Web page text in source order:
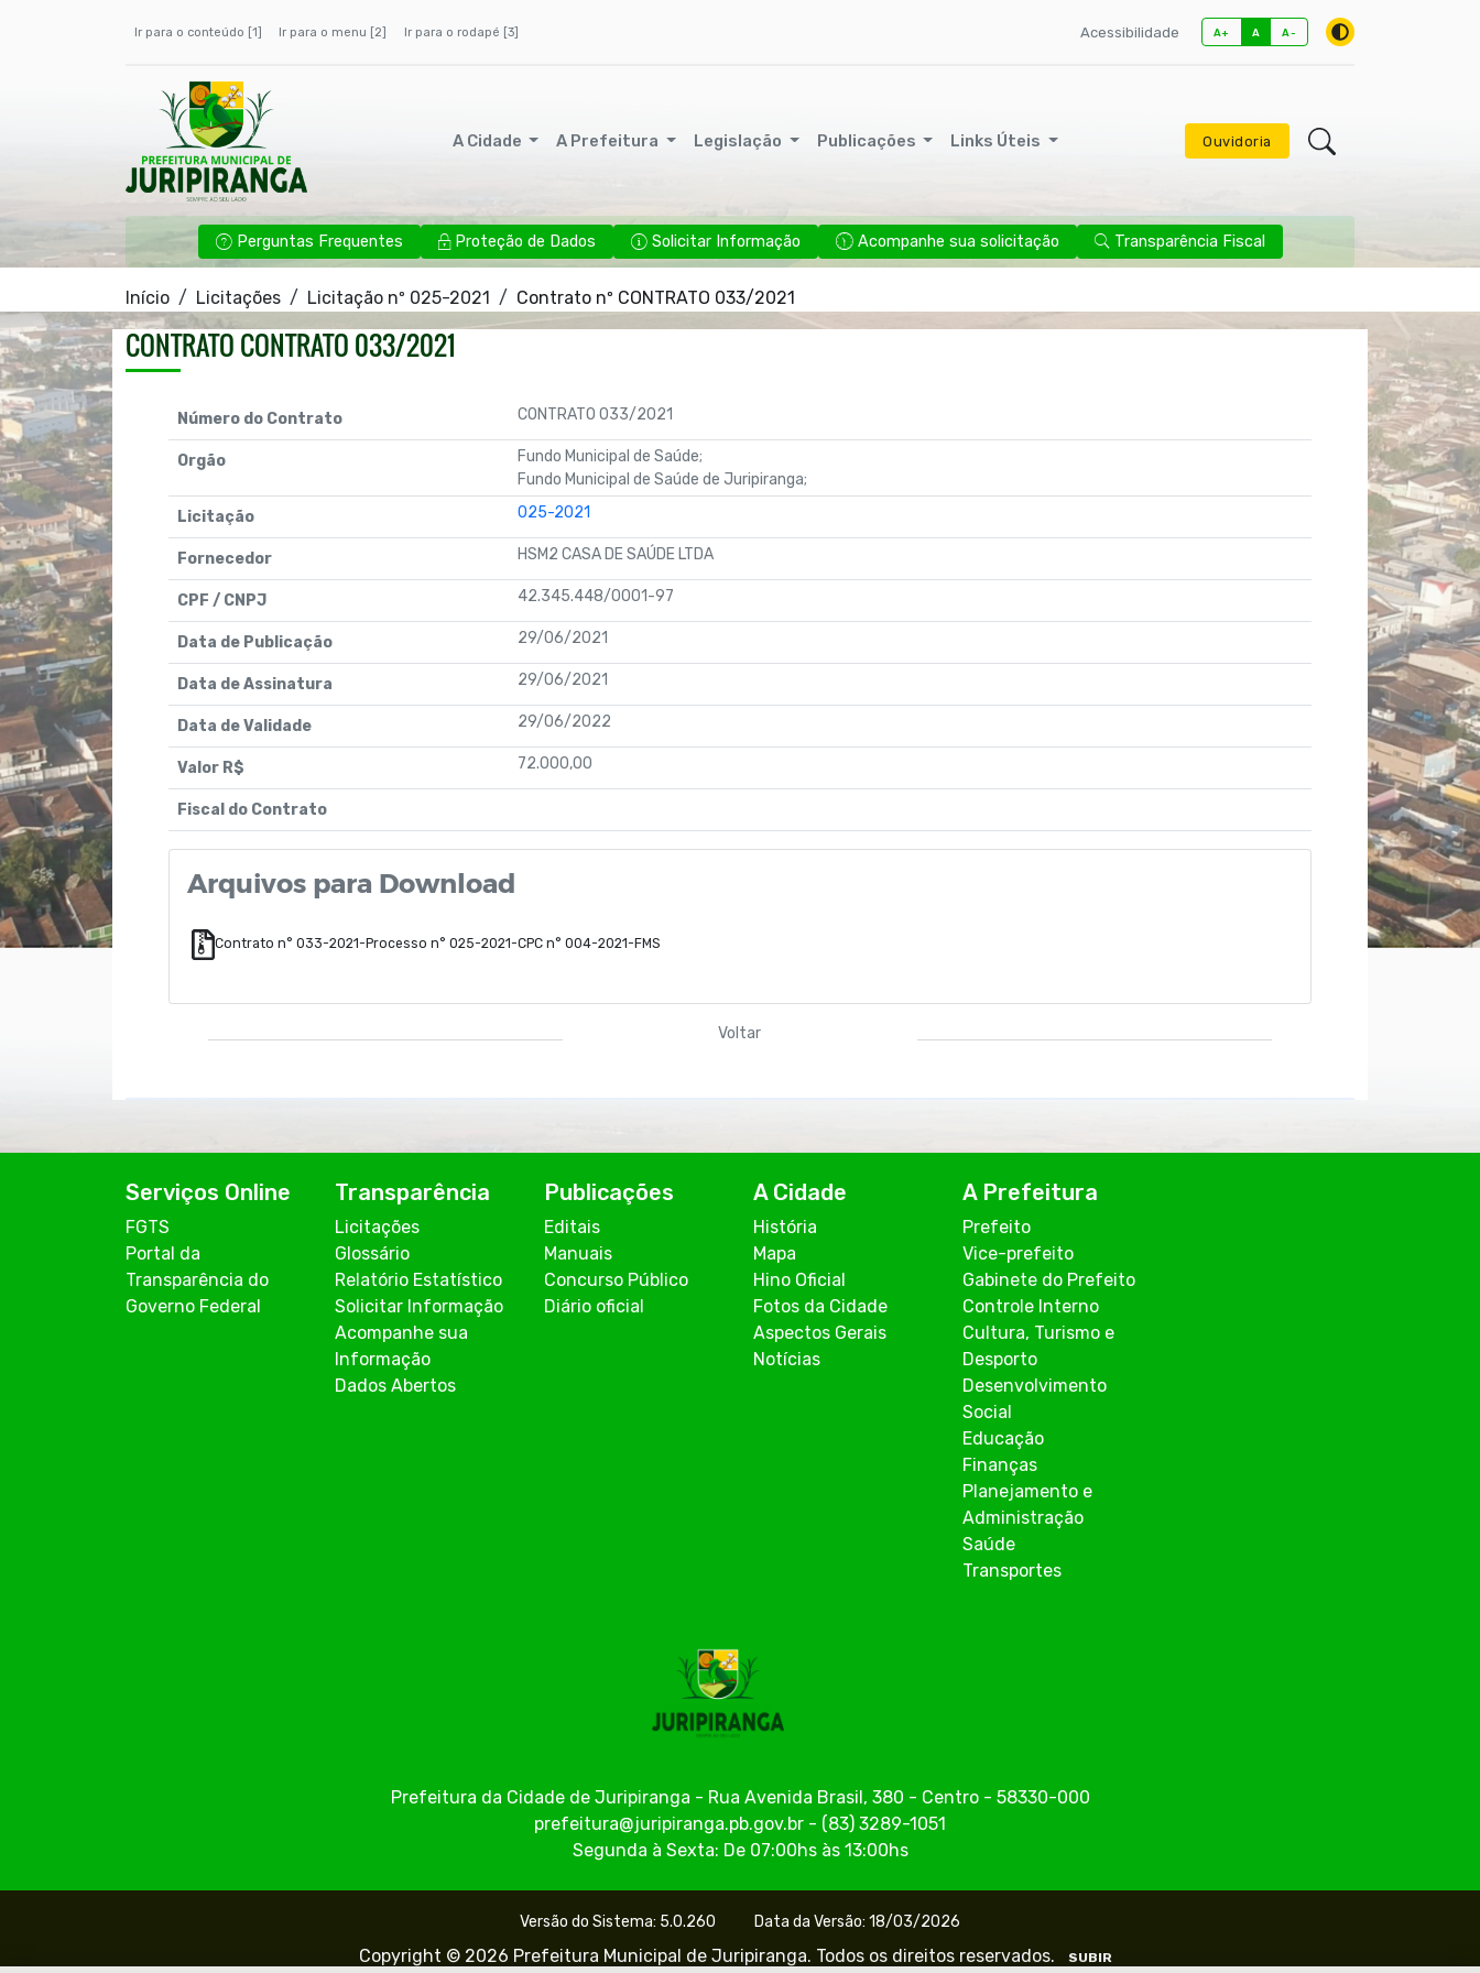
Ir para o conteúdo [1] Ir para o menu [2] Ir para o rodapé [3] Acessibilidade A+ A A-
A Cidade A Prefeitura Legislação Publicações Links Úteis Ouvidoria
Perguntas Frequentes Proteção de Dados Solicitar Informação Acompanhe sua solicitação Transparência Fiscal
Início Licitações Licitação nº 025-2021 Contrato nº CONTRATO 033/2021
CONTRATO CONTRATO 033/2021
Número do Contrato CONTRATO 033/2021
Orgão
Fundo Municipal de Saúde;
Fundo Municipal de Saúde de Juripiranga;
Licitação
025-2021
Fornecedor HSM2 CASA DE SAÚDE LTDA
CPF / CNPJ 42.345.448/0001-97
Data de Publicação 29/06/2021
Data de Assinatura 29/06/2021
Data de Validade 29/06/2022
Valor R$ 72.000,00
Fiscal do Contrato
Arquivos para Download
Contrato n° 033-2021-Processo n° 025-2021-CPC n° 004-2021-FMS
Voltar
Serviços Online
FGTS
Portal da
Transparência do
Governo Federal
Transparência
Licitações
Glossário
Relatório Estatístico
Solicitar Informação
Acompanhe sua
Informação
Dados Abertos
Publicações
Editais
Manuais
Concurso Público
Diário oficial
A Cidade
História
Mapa
Hino Oficial
Fotos da Cidade
Aspectos Gerais
Notícias
A Prefeitura
Prefeito
Vice-prefeito
Gabinete do Prefeito
Controle Interno
Cultura, Turismo e
Desporto
Desenvolvimento
Social
Educação
Finanças
Planejamento e
Administração
Saúde
Transportes
Prefeitura da Cidade de Juripiranga - Rua Avenida Brasil, 380 - Centro - 58330-000
prefeitura@juripiranga.pb.gov.br - (83) 3289-1051
Segunda à Sexta: De 07:00hs às 13:00hs
Versão do Sistema: 5.0.260 Data da Versão: 18/03/2026
Copyright © 2026 Prefeitura Municipal de Juripiranga. Todos os direitos reservados. SUBIR